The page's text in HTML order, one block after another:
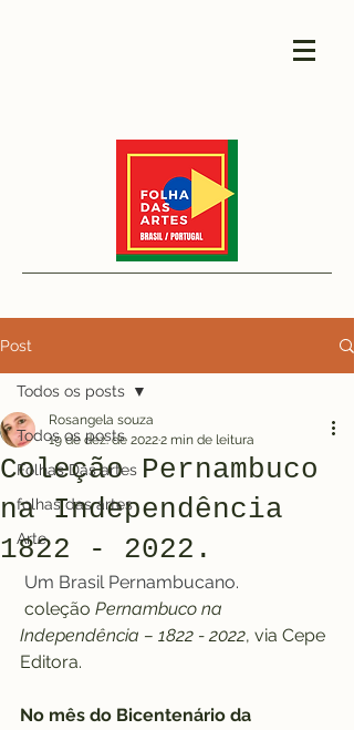
Post
Todos os posts
Folhas Das artes
folhas das artes
Arte
Todos os posts
Coleção Pernambuco
na Independência
1822 - 2022.
Rosangela souza
19 de dez. de 20222 min de leitura
Um Brasil Pernambucano.
coleção Pernambuco na
Independência – 1822 - 2022, via Cepe
Editora.
No mês do Bicentenário da